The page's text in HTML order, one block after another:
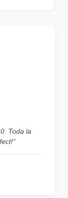
Toda la